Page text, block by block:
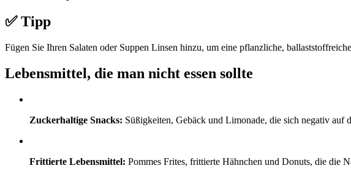
✅ Tipp
Fügen Sie Ihren Salaten oder Suppen Linsen hinzu, um eine pflanzliche,
Lebensmittel, die man nicht essen sollte
Zuckerhaltige Snacks: Süßigkeiten, Gebäck und Limonade, die sich negativ auf
Frittierte Lebensmittel: Pommes Frites, frittierte Hähnchen und Donuts, die die